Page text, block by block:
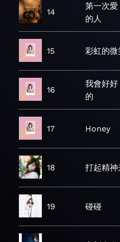
14
第一次愛
的人
15 彩虹的微
16
我會好好
的
17 Honey
18 打起精神
19 碰碰